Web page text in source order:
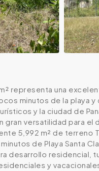
representa una
minutos de la playa
y la ciudad de
versatilidad para
5,992 m² de terreno
de Playa Santa
desarrollo residencial,
y